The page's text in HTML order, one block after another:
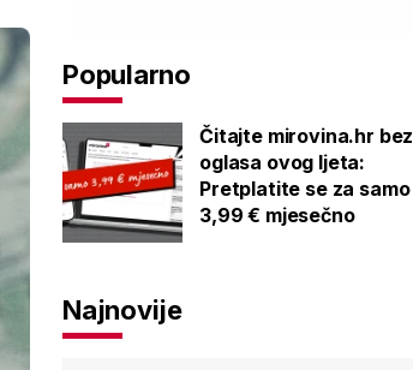
Popularno
Čitajte mirovina.hr bez
oglasa ovog ljeta:
Pretplatite se za samo
3,99 € mjesečno
Najnovije